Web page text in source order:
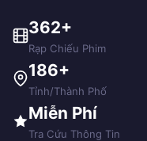
362+
Rạp Chiếu Phim
186+
Tỉnh/Thành Phố
Miễn Phí
Tra Cứu Thông Tin